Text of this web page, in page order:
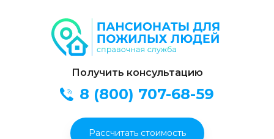
Получить консультацию
8 (800) 707-68-59
Рассчитать стоимость